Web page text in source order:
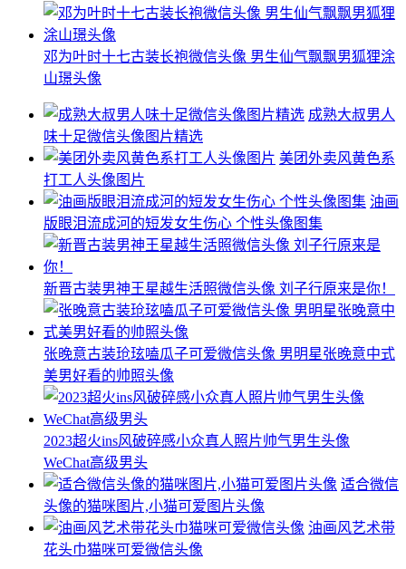
邓为叶时十七古装长袍微信头像 男生仙气飘飘男狐狸涂
山璟头像
成熟大叔男人
味十足微信头像图片精选
美团外卖风黄色系
打工人头像图片
油画
版眼泪流成河的短发女生伤心 个性头像图集
新晋古装男神王星越生活照微信头像 刘子行原来是你！
张晚意古装玱玹嗑瓜子可爱微信头像 男明星张晚意中式
美男好看的帅照头像
2023超火ins风破碎感小众真人照片帅气男生头像
WeChat高级男头
适合微信
头像的猫咪图片,小猫可爱图片头像
油画风艺术带
花头巾猫咪可爱微信头像